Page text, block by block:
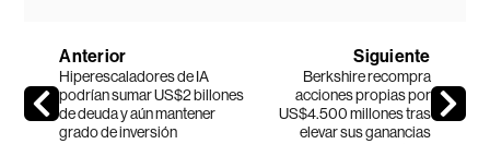
Anterior
Hiperescaladores de IA
podrían sumar US$2 billones
de deuda y aún mantener
grado de inversión
Siguiente
Berkshire recompra
acciones propias por
US$4.500 millones tras
elevar sus ganancias